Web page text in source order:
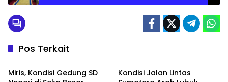
Pos Terkait
INFRASTRUKTUR
Miris, Kondisi Gedung SD
Kondisi Jalan Lintas